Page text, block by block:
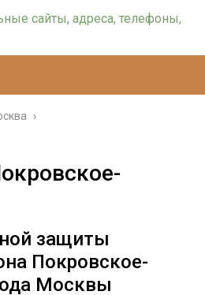
›
защиты
Покровское-
Москвы